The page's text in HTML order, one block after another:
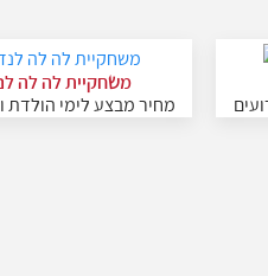
משחקיית לה לה
מחיר מבצע לימי הולדת